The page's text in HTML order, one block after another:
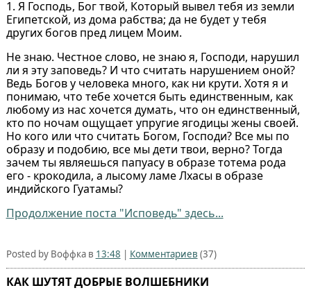
1. Я Господь, Бог твой, Который вывел тебя из земли
Египетской, из дома рабства; да не будет у тебя
других богов пред лицем Моим.
Не знаю. Честное слово, не знаю я, Господи, нарушил
ли я эту заповедь? И что считать нарушением оной?
Ведь Богов у человека много, как ни крути. Хотя я и
понимаю, что тебе хочется быть единственным, как
любому из нас хочется думать, что он единственный,
кто по ночам ощущает упругие ягодицы жены своей.
Но кого или что считать Богом, Господи? Все мы по
образу и подобию, все мы дети твои, верно? Тогда
зачем ты являешься папуасу в образе тотема рода
его - крокодила, а лысому ламе Лхасы в образе
индийского Гуатамы?
Продолжение поста "Исповедь" здесь...
Posted by Воффка в 13:48 | Комментариев (37)
КАК ШУТЯТ ДОБРЫЕ ВОЛШЕБНИКИ